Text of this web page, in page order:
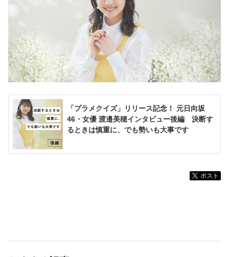
「プラメクイズ」リリース記念！ 元日向坂
46・女優 渡邉美穂インタビュー後編 決断す
るときは慎重に、でも勢いも大事です
ポスト